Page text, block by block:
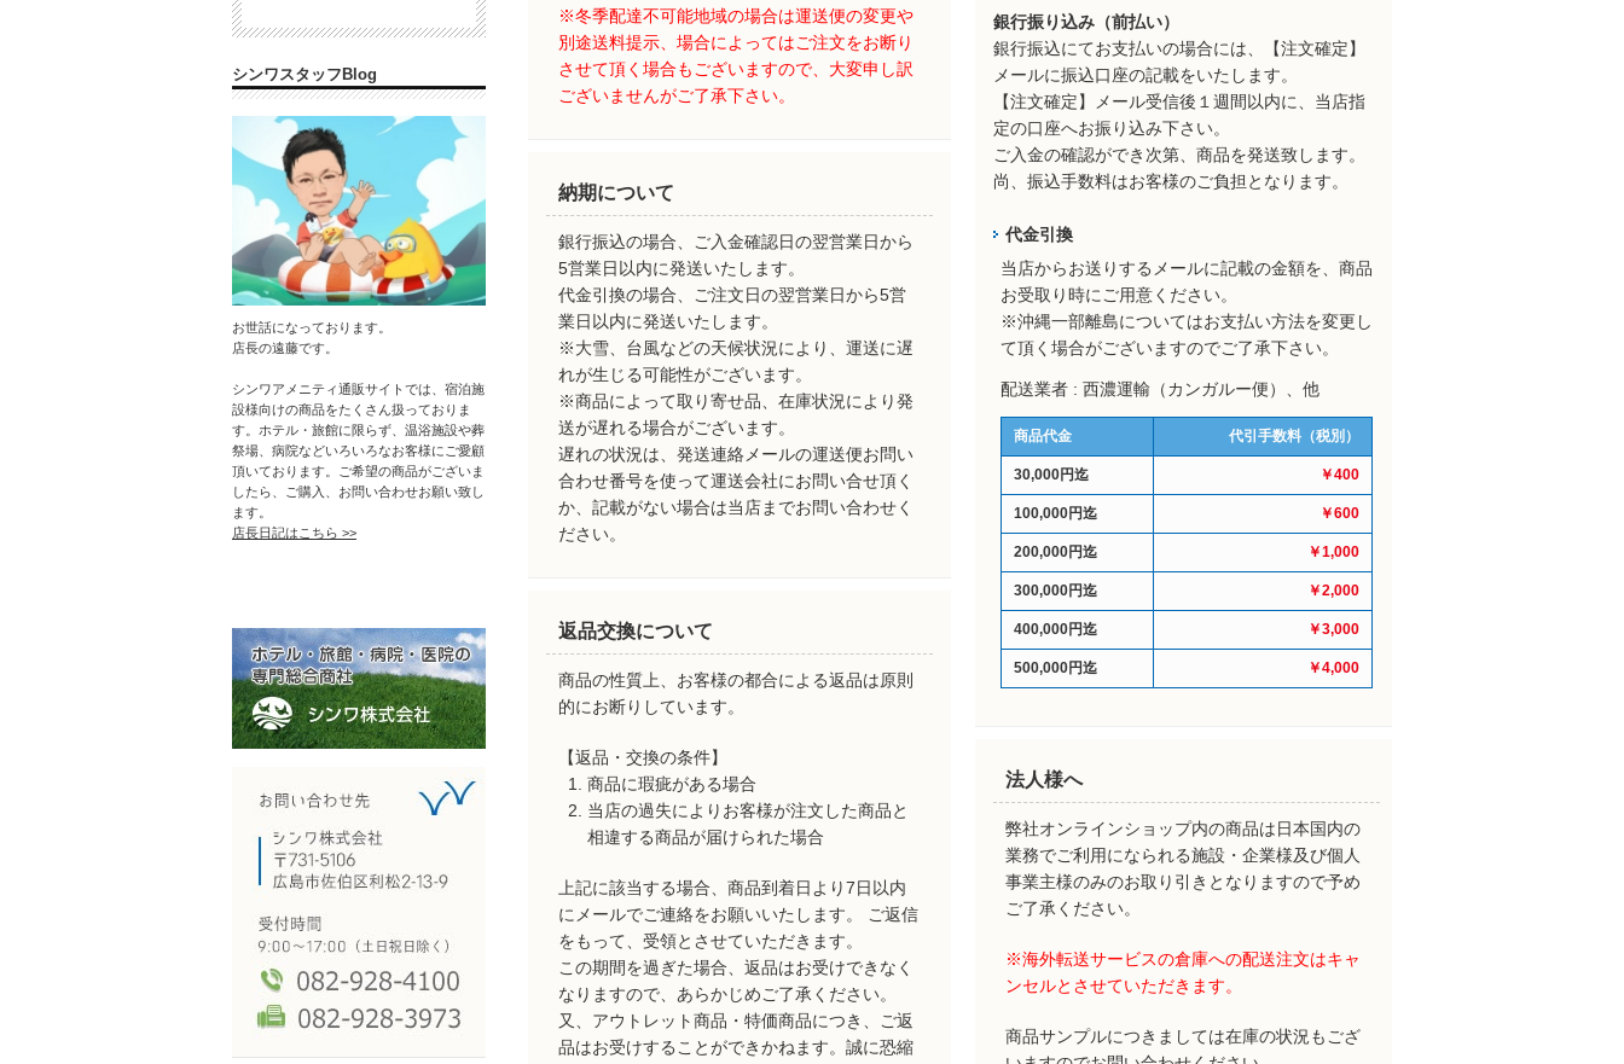
※冬季配達不可能地域の場合は運送便の変更や
別途送料提示、場合によってはご注文をお断り
させて頂く場合もございますので、大変申し訳
ございませんがご了承下さい。
納期について
銀行振込の場合、ご入金確認日の翌営業日から
5営業日以内に発送いたします。
代金引換の場合、ご注文日の翌営業日から5営
業日以内に発送いたします。
※大雪、台風などの天候状況により、運送に遅
れが生じる可能性がございます。
※商品によって取り寄せ品、在庫状況により発
送が遅れる場合がございます。
遅れの状況は、発送連絡メールの運送便お問い
合わせ番号を使って運送会社にお問い合せ頂く
か、記載がない場合は当店までお問い合わせく
ださい。
返品交換について
商品の性質上、お客様の都合による返品は原則
的にお断りしています。
【返品・交換の条件】
商品に瑕疵がある場合
当店の過失によりお客様が注文した商品と
相違する商品が届けられた場合
上記に該当する場合、商品到着日より7日以内
にメールでご連絡をお願いいたします。 ご返信
をもって、受領とさせていただきます。
この期間を過ぎた場合、返品はお受けできなく
なりますので、あらかじめご了承ください。
又、アウトレット商品・特価商品につき、ご返
品はお受けすることができかねます。誠に恐縮
銀行振り込み（前払い）
銀行振込にてお支払いの場合には、【注文確定】
メールに振込口座の記載をいたします。
【注文確定】メール受信後１週間以内に、当店指
定の口座へお振り込み下さい。
ご入金の確認ができ次第、商品を発送致します。
尚、振込手数料はお客様のご負担となります。
代金引換
当店からお送りするメールに記載の金額を、商品
お受取り時にご用意ください。
※沖縄一部離島についてはお支払い方法を変更し
て頂く場合がございますのでご了承下さい。
配送業者 : 西濃運輸（カンガルー便）、他
商品代金 代引手数料（税別）
30,000円迄 ￥400
100,000円迄 ￥600
200,000円迄 ￥1,000
300,000円迄 ￥2,000
400,000円迄 ￥3,000
500,000円迄 ￥4,000
法人様へ
弊社オンラインショップ内の商品は日本国内の
業務でご利用になられる施設・企業様及び個人
事業主様のみのお取り引きとなりますので予め
ご了承ください。
※海外転送サービスの倉庫への配送注文はキャ
ンセルとさせていただきます。
商品サンプルにつきましては在庫の状況もござ
シンワスタッフBlog
お世話になっております。
店長の遠藤です。
シンワアメニティ通販サイトでは、宿泊施
設様向けの商品をたくさん扱っておりま
す。ホテル・旅館に限らず、温浴施設や葬
祭場、病院などいろいろなお客様にご愛顧
頂いております。ご希望の商品がございま
したら、ご購入、お問い合わせお願い致し
ます。
店長日記はこちら >>